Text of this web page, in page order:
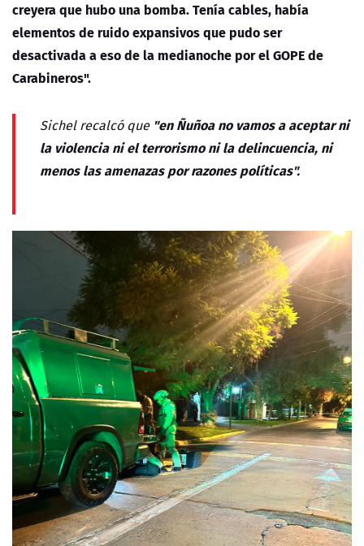
creyera que hubo una bomba. Tenía cables, había
elementos de ruido expansivos que pudo ser
desactivada a eso de la medianoche por el GOPE de
Carabineros".
Sichel recalcó que "en Ñuñoa no vamos a aceptar ni
la violencia ni el terrorismo ni la delincuencia, ni
menos las amenazas por razones políticas".